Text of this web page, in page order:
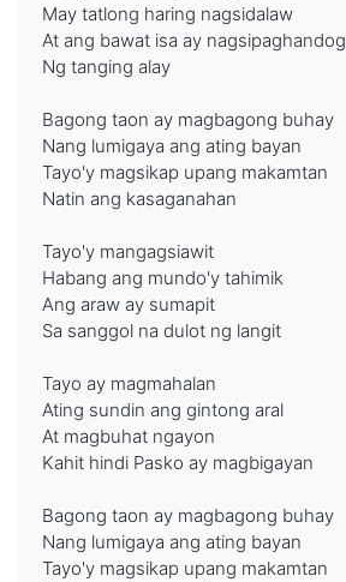
May tatlong haring nagsidalaw
At ang bawat isa ay nagsipaghandog
Ng tanging alay
Bagong taon ay magbagong buhay
Nang lumigaya ang ating bayan
Tayo'y magsikap upang makamtan
Natin ang kasaganahan
Tayo'y mangagsiawit
Habang ang mundo'y tahimik
Ang araw ay sumapit
Sa sanggol na dulot ng langit
Tayo ay magmahalan
Ating sundin ang gintong aral
At magbuhat ngayon
Kahit hindi Pasko ay magbigayan
Bagong taon ay magbagong buhay
Nang lumigaya ang ating bayan
Tayo'y magsikap upang makamtan